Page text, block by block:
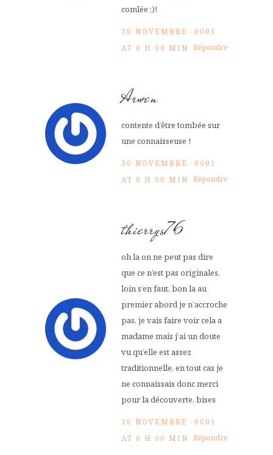
comlée ;)!
30 NOVEMBRE -0001
AT 0 H 00 MIN Répondre
Arwen
contente d’être tombée sur
une connaisseuse !
30 NOVEMBRE -0001
AT 0 H 00 MIN Répondre
thierrys76
oh la on ne peut pas dire
que ce n’est pas originales,
loin s’en faut, bon la au
premier abord je n’accroche
pas, je vais faire voir cela a
madame mais j’ai un doute
vu qu’elle est assez
traditionnelle, en tout cas je
ne connaissais donc merci
pour la découverte, bises
30 NOVEMBRE -0001
AT 0 H 00 MIN Répondre